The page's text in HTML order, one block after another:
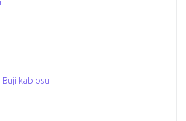
kablosu